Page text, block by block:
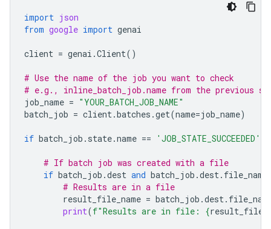
import json
from google import genai
client = genai .Client()
# Use the name of the job you want to check
# e.g., inline_batch_job.name from the previous
job_name = "YOUR_BATCH_JOB_NAME"
batch_job = client.batches .get(name=job_name)
if batch_job . state.name == 'JOB_STATE_SUCCEEDED'
# If batch job was created with a file
if batch_job .dest and batch_job .dest. file_name
# Results are in a file
result_file_name = batch_job .dest.
print(f"Results are in file: {